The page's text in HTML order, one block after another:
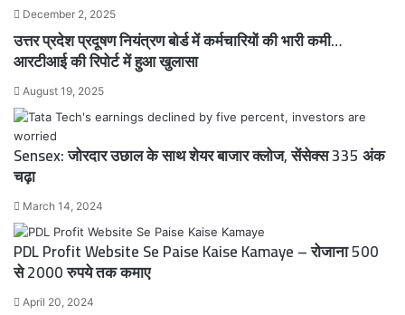
December 2, 2025
उत्तर प्रदेश प्रदूषण नियंत्रण बोर्ड में कर्मचारियों की भारी कमी…
आरटीआई की रिपोर्ट में हुआ खुलासा
August 19, 2025
Sensex: जोरदार उछाल के साथ शेयर बाजार क्लोज, सेंसेक्स 335 अंक
चढ़ा
March 14, 2024
PDL Profit Website Se Paise Kaise Kamaye – रोजाना 500
से 2000 रुपये तक कमाए
April 20, 2024